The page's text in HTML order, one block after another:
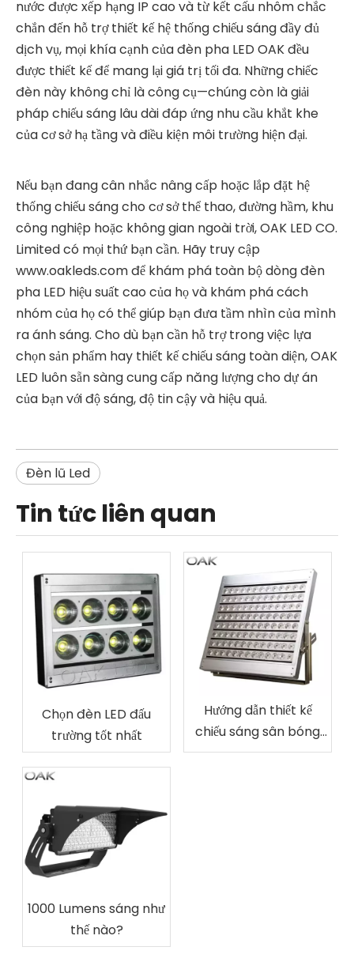
nước được xếp hạng IP cao và từ kết cấu nhôm chắc
chắn đến hỗ trợ thiết kế hệ thống chiếu sáng đầy đủ
dịch vụ, mọi khía cạnh của đèn pha LED OAK đều
được thiết kế để mang lại giá trị tối đa. Những chiếc
đèn này không chỉ là công cụ—chúng còn là giải
pháp chiếu sáng lâu dài đáp ứng nhu cầu khắt khe
của cơ sở hạ tầng và điều kiện môi trường hiện đại.
Nếu bạn đang cân nhắc nâng cấp hoặc lắp đặt hệ
thống chiếu sáng cho cơ sở thể thao, đường hầm, khu
công nghiệp hoặc không gian ngoài trời, OAK LED CO.
Limited có mọi thứ bạn cần. Hãy truy cập
www.oakleds.com để khám phá toàn bộ dòng đèn
pha LED hiệu suất cao của họ và khám phá cách
nhóm của họ có thể giúp bạn đưa tầm nhìn của mình
ra ánh sáng. Cho dù bạn cần hỗ trợ trong việc lựa
chọn sản phẩm hay thiết kế chiếu sáng toàn diện, OAK
LED luôn sẵn sàng cung cấp năng lượng cho dự án
của bạn với độ sáng, độ tin cậy và hiệu quả.
Đèn lũ Led
Tin tức liên quan
Chọn đèn LED đấu
trường tốt nhất
Hướng dẫn thiết kế
chiếu sáng sân bóng
rổ
1000 Lumens sáng như
thế nào?